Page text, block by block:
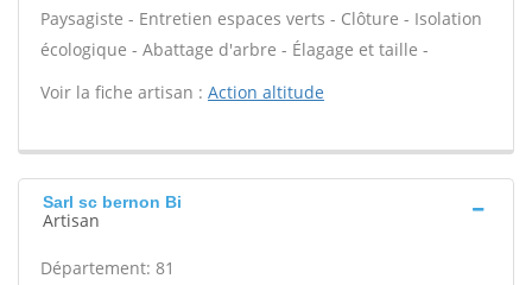
Paysagiste - Entretien espaces verts - Clôture - Isolation
écologique - Abattage d'arbre - Élagage et taille -
Voir la fiche artisan : Action altitude
Sarl sc bernon Bi
Artisan
Département: 81